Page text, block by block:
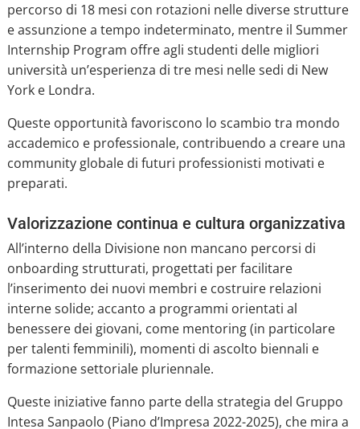
percorso di 18 mesi con rotazioni nelle diverse strutture
e assunzione a tempo indeterminato, mentre il Summer
Internship Program offre agli studenti delle migliori
università un’esperienza di tre mesi nelle sedi di New
York e Londra.
Queste opportunità favoriscono lo scambio tra mondo
accademico e professionale, contribuendo a creare una
community globale di futuri professionisti motivati e
preparati.
Valorizzazione continua e cultura organizzativa
All’interno della Divisione non mancano percorsi di
onboarding strutturati, progettati per facilitare
l’inserimento dei nuovi membri e costruire relazioni
interne solide; accanto a programmi orientati al
benessere dei giovani, come mentoring (in particolare
per talenti femminili), momenti di ascolto biennali e
formazione settoriale pluriennale.
Queste iniziative fanno parte della strategia del Gruppo
Intesa Sanpaolo (Piano d’Impresa 2022-2025), che mira a